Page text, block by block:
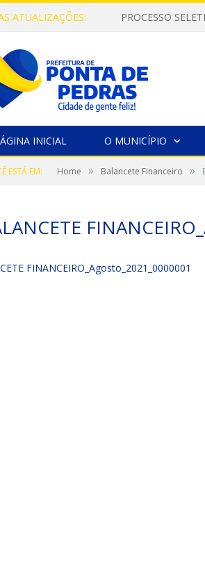
ATUALIZAÇÕES: PROCESSO
INICIAL O MUNICÍPIO
ESTÁ EM: Home » Balancete Financeiro »
FINANCEIRO_Agosto_2021_0000001